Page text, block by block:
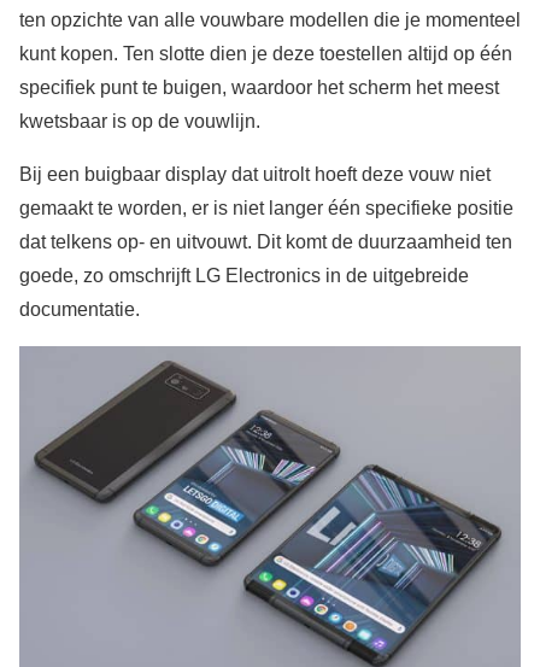
ten opzichte van alle vouwbare modellen die je momenteel
kunt kopen. Ten slotte dien je deze toestellen altijd op één
specifiek punt te buigen, waardoor het scherm het meest
kwetsbaar is op de vouwlijn.
Bij een buigbaar display dat uitrolt hoeft deze vouw niet
gemaakt te worden, er is niet langer één specifieke positie
dat telkens op- en uitvouwt. Dit komt de duurzaamheid ten
goede, zo omschrijft LG Electronics in de uitgebreide
documentatie.